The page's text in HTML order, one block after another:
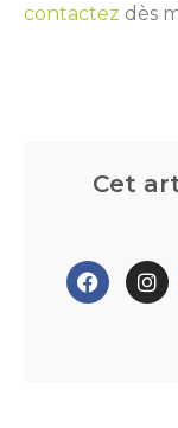
contactez dès
Cet